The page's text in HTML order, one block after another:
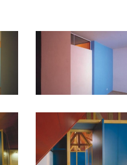
vzrostlé stromy a charakter
vily rodiny Wolfrumů. Na
byly vybudovány tři
z nichž první (kryta pergolou)
stříhaným trávníkem a třetí,
místem vhodným pro tichý
architektonická kancelář
Brodský